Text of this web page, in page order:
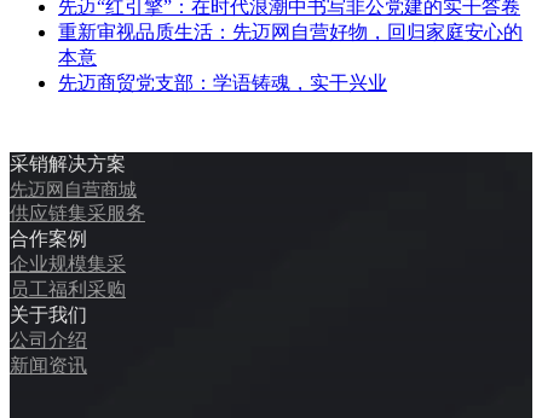
先迈“红引擎”：在时代浪潮中书写非公党建的实干答卷
重新审视品质生活：先迈网自营好物，回归家庭安心的
本意
先迈商贸党支部：学语铸魂，实干兴业
采销解决方案
先迈网自营商城
供应链集采服务
合作案例
企业规模集采
员工福利采购
关于我们
公司介绍
新闻资讯